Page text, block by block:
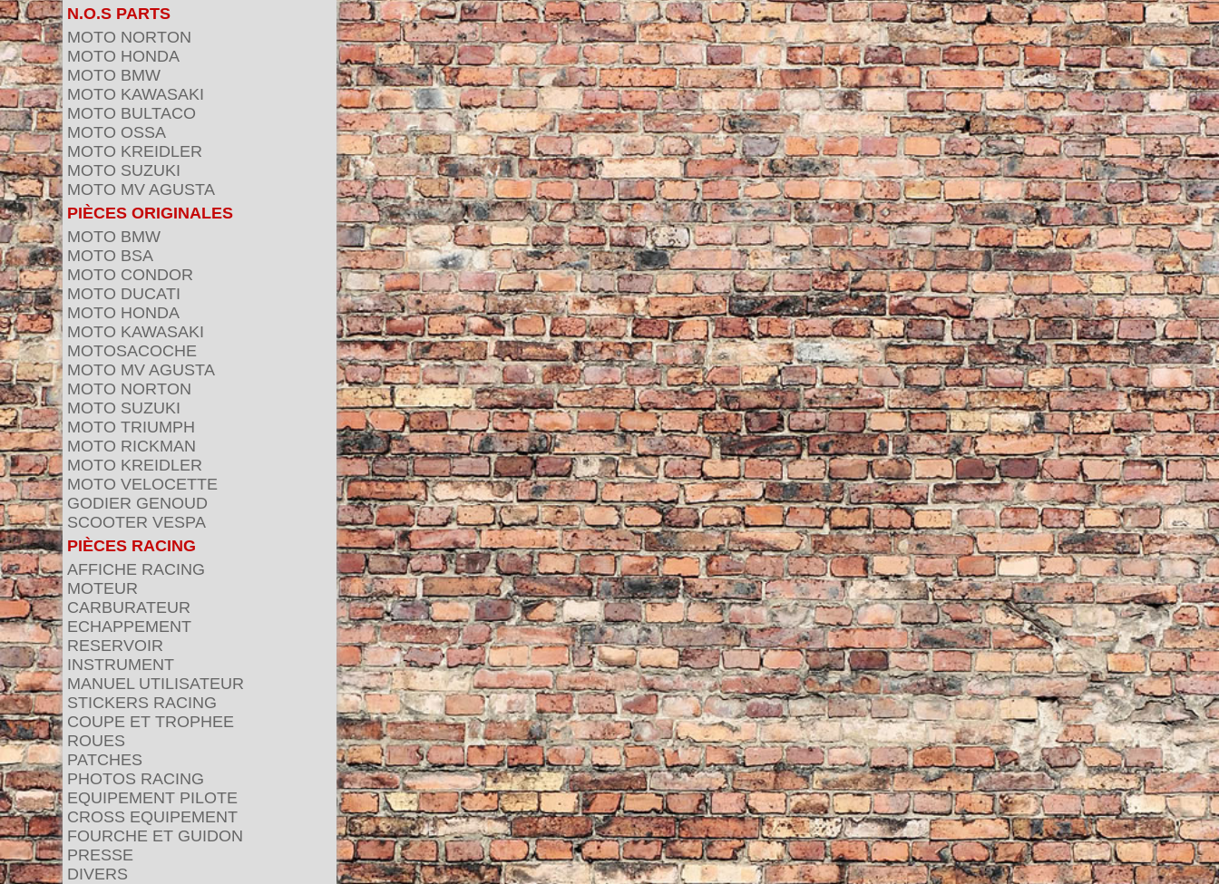
N.O.S PARTS
MOTO NORTON
MOTO HONDA
MOTO BMW
MOTO KAWASAKI
MOTO BULTACO
MOTO OSSA
MOTO KREIDLER
MOTO SUZUKI
MOTO MV AGUSTA
PIÈCES ORIGINALES
MOTO BMW
MOTO BSA
MOTO CONDOR
MOTO DUCATI
MOTO HONDA
MOTO KAWASAKI
MOTOSACOCHE
MOTO MV AGUSTA
MOTO NORTON
MOTO SUZUKI
MOTO TRIUMPH
MOTO RICKMAN
MOTO KREIDLER
MOTO VELOCETTE
GODIER GENOUD
SCOOTER VESPA
PIÈCES RACING
AFFICHE RACING
MOTEUR
CARBURATEUR
ECHAPPEMENT
RESERVOIR
INSTRUMENT
MANUEL UTILISATEUR
STICKERS RACING
COUPE ET TROPHEE
ROUES
PATCHES
PHOTOS RACING
EQUIPEMENT PILOTE
CROSS EQUIPEMENT
FOURCHE ET GUIDON
PRESSE
DIVERS